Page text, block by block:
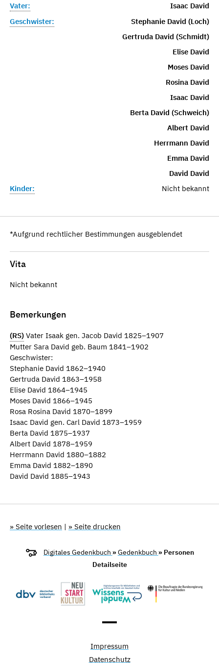
Vater:
Isaac David
Geschwister:
Stephanie David (Loch)
Gertruda David (Schmidt)
Elise David
Moses David
Rosina David
Isaac David
Berta David (Schweich)
Albert David
Herrmann David
Emma David
David David
Kinder:
Nicht bekannt
*Aufgrund rechtlicher Bestimmungen ausgeblendet
Vita
Nicht bekannt
Bemerkungen
(RS) Vater Isaak gen. Jacob David 1825–1907
Mutter Sara David geb. Baum 1841–1902
Geschwister:
Stephanie David 1862–1940
Gertruda David 1863–1958
Elise David 1864–1945
Moses David 1866–1945
Rosa Rosina David 1870–1899
Isaac David gen. Carl David 1873–1959
Berta David 1875–1937
Albert David 1878–1959
Herrmann David 1880–1882
Emma David 1882–1890
David David 1885–1943
» Seite vorlesen | » Seite drucken
Digitales Gedenkbuch »Gedenkbuch » Personen
Detailseite
Impressum
Datenschutz